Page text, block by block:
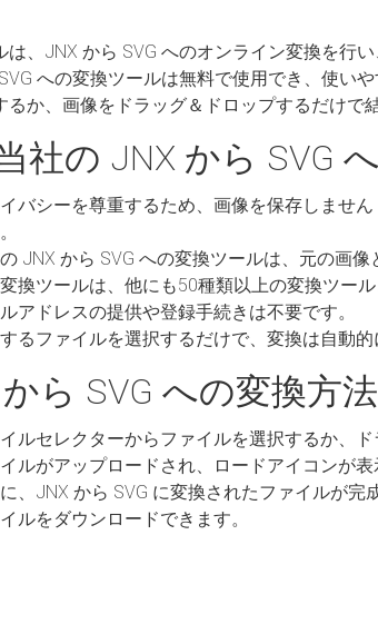
は、JNX から SVG へのオンライン変換を行
への変換ツールは無料で使用でき、使い
るか、画像をドラッグ＆ドロップするだけで
社の JNX から SVG
バシーを尊重するため、画像を保存しませ
JNX から SVG への変換ツールは、元の画
換ツールは、他にも50種類以上の変換ツー
アドレスの提供や登録手続きは不要です。
るファイルを選択するだけで、変換は自動的
ら SVG への変換方法
ルセレクターからファイルを選択するか、
ルがアップロードされ、ロードアイコンが表
、JNX から SVG に変換されたファイルが完
ルをダウンロードできます。